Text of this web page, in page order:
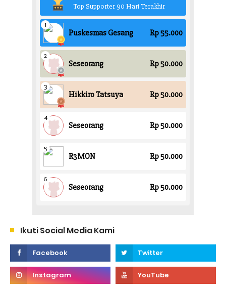
Ikuti Social Media Kami